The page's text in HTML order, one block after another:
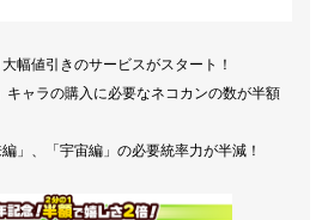
幅値引きのサービスがスタート！
キャラの購入に必要なネコカンの数が半額
」、「宇宙編」の必要統率力が半減！